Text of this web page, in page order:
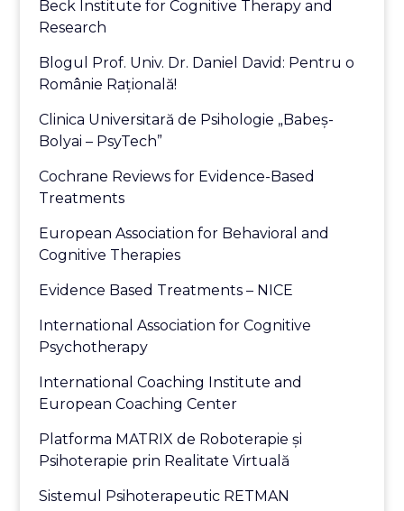
Beck Institute for Cognitive Therapy and
Research
Blogul Prof. Univ. Dr. Daniel David: Pentru o
Românie Raţională!
Clinica Universitară de Psihologie „Babeş-
Bolyai – PsyTech”
Cochrane Reviews for Evidence-Based
Treatments
European Association for Behavioral and
Cognitive Therapies
Evidence Based Treatments – NICE
International Association for Cognitive
Psychotherapy
International Coaching Institute and
European Coaching Center
Platforma MATRIX de Roboterapie și
Psihoterapie prin Realitate Virtuală
Sistemul Psihoterapeutic RETMAN